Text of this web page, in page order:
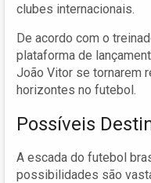
clubes internacionais.
De acordo com o
plataforma de
João Vitor se tornarem
horizontes no futebol.
Possíveis
A escada do futebol
possibilidades são